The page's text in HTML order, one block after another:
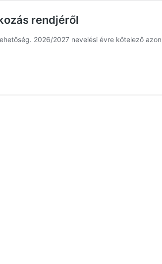
rendjéről
2026/2027 nevelési évre kötelező